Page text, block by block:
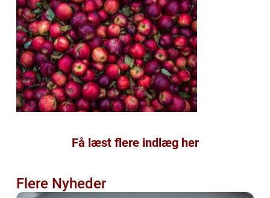
Få læst flere indlæg her
Flere Nyheder